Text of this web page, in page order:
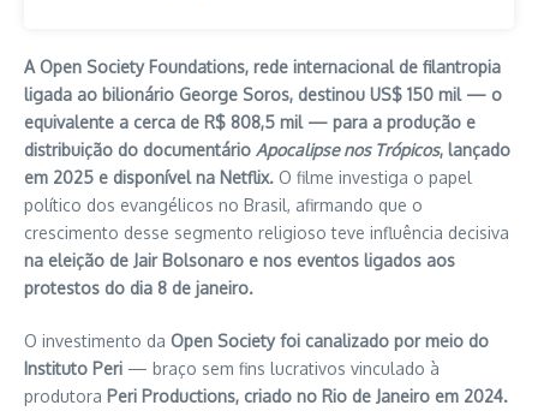
A Open Society Foundations, rede internacional de filantropia
ligada ao bilionário George Soros, destinou US$ 150 mil — o
equivalente a cerca de R$ 808,5 mil — para a produção e
distribuição do documentário Apocalipse nos Trópicos, lançado
em 2025 e disponível na Netflix. O filme investiga o papel
político dos evangélicos no Brasil, afirmando que o
crescimento desse segmento religioso teve influência decisiva
na eleição de Jair Bolsonaro e nos eventos ligados aos
protestos do dia 8 de janeiro.
O investimento da Open Society foi canalizado por meio do
Instituto Peri — braço sem fins lucrativos vinculado à
produtora Peri Productions, criado no Rio de Janeiro em 2024.